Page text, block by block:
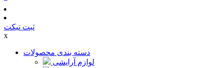
ثبت تیکت
x
دسته بندی محصولات
لوازم آرایشی